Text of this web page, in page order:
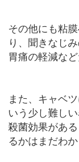
その他にも粘
り、聞きなじ
胃痛の軽減な
また、キャベ
いう少し難し
殺菌効果があ
るかはまだわ